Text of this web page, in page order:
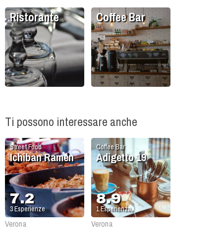
Ristorante Coffee Bar
Ti possono interessare anche
Street Food
Ichiban Ramen
7.2
3Esperienze
Verona
Coffee Bar
Adigetto 19
8.9
1Esperienza
Verona